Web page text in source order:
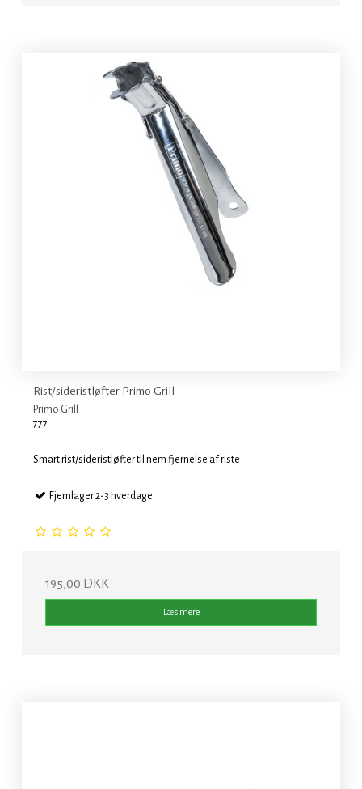
Rist/sideristløfter Primo Grill
Primo Grill
777
Smart rist/sideristløfter til nem fjernelse af riste
Fjernlager 2-3 hverdage
195,00 DKK
Læs mere